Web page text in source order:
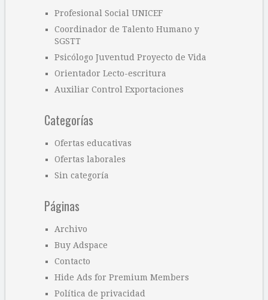
Profesional Social UNICEF
Coordinador de Talento Humano y
SGSTT
Psicólogo Juventud Proyecto de Vida
Orientador Lecto-escritura
Auxiliar Control Exportaciones
Categorías
Ofertas educativas
Ofertas laborales
Sin categoría
Páginas
Archivo
Buy Adspace
Contacto
Hide Ads for Premium Members
Política de privacidad